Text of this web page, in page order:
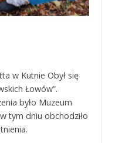
w Kutnie Obył się
Łowów”.
było Muzeum
tym dniu obchodziło